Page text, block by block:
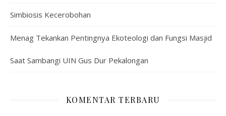
Simbiosis Kecerobohan
Menag Tekankan Pentingnya Ekoteologi dan Fungsi Masjid
Saat Sambangi UIN Gus Dur Pekalongan
KOMENTAR TERBARU